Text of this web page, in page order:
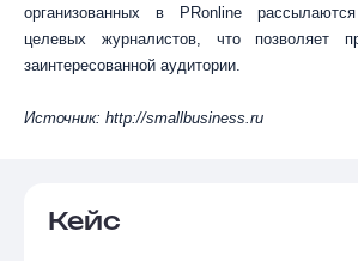
организованных в PRonline
целевых журналистов, что позволяет
заинтересованной аудитории.
Источник: http://smallbusiness.ru
Кейс